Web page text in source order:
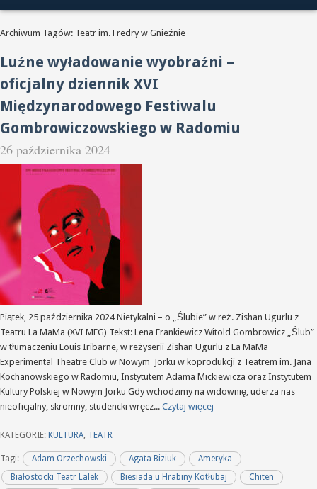
Archiwum Tagów: Teatr im. Fredry w Gnieźnie
Luźne wyładowanie wyobraźni –
oficjalny dziennik XVI
Międzynarodowego Festiwalu
Gombrowiczowskiego w Radomiu
26 października 2024
Piątek, 25 października 2024 Nietykalni – o „Ślubie” w reż. Zishan Ugurlu z
Teatru La MaMa (XVI MFG) Tekst: Lena Frankiewicz Witold Gombrowicz „Ślub”
w tłumaczeniu Louis Iribarne, w reżyserii Zishan Ugurlu z La MaMa
Experimental Theatre Club w Nowym Jorku w koprodukcji z Teatrem im. Jana
Kochanowskiego w Radomiu, Instytutem Adama Mickiewicza oraz Instytutem
Kultury Polskiej w Nowym Jorku Gdy wchodzimy na widownię, uderza nas
nieoficjalny, skromny, studencki wręcz... Czytaj więcej
KATEGORIE: KULTURA, TEATR
Tagi: Adam Orzechowski Agata Biziuk
Ameryka
Białostocki Teatr Lalek
Biesiada u Hrabiny Kotłubaj
Chiten